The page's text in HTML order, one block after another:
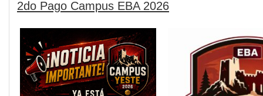
2do Pago Campus EBA 2026